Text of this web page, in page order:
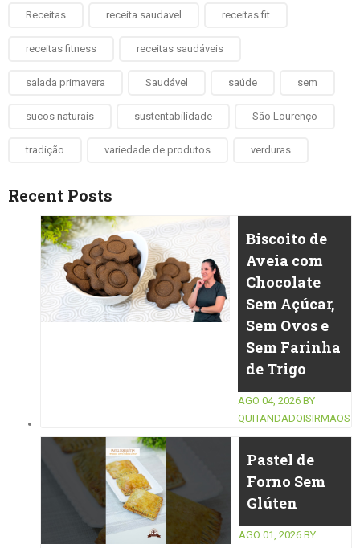
Receitas receita saudavel receitas fit
receitas fitness receitas saudáveis
salada primavera Saudável saúde sem
sucos naturais sustentabilidade São Lourenço
tradição variedade de produtos verduras
Recent Posts
Biscoito de
Aveia com
Chocolate
Sem Açúcar,
Sem Ovos e
Sem Farinha
de Trigo
AGO 04, 2026 BY
QUITANDADOISIRMAOS
Pastel de
Forno Sem
Glúten
AGO 01, 2026 BY